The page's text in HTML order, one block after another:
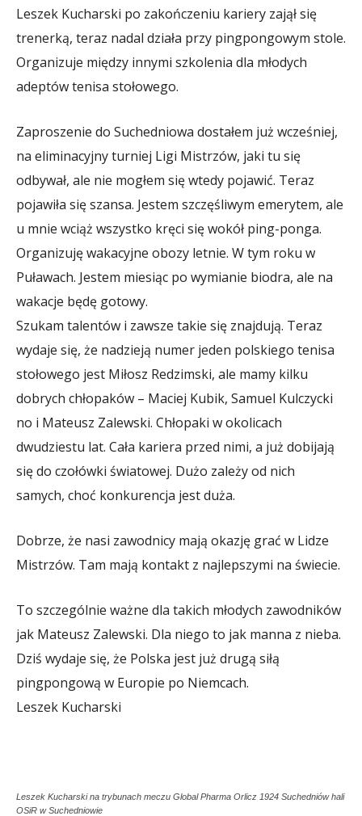
Leszek Kucharski po zakończeniu kariery zajął się
trenerką, teraz nadal działa przy pingpongowym stole.
Organizuje między innymi szkolenia dla młodych
adeptów tenisa stołowego.
Zaproszenie do Suchedniowa dostałem już wcześniej,
na eliminacyjny turniej Ligi Mistrzów, jaki tu się
odbywał, ale nie mogłem się wtedy pojawić. Teraz
pojawiła się szansa. Jestem szczęśliwym emerytem, ale
u mnie wciąż wszystko kręci się wokół ping-ponga.
Organizuję wakacyjne obozy letnie. W tym roku w
Puławach. Jestem miesiąc po wymianie biodra, ale na
wakacje będę gotowy.
Szukam talentów i zawsze takie się znajdują. Teraz
wydaje się, że nadzieją numer jeden polskiego tenisa
stołowego jest Miłosz Redzimski, ale mamy kilku
dobrych chłopaków – Maciej Kubik, Samuel Kulczycki
no i Mateusz Zalewski. Chłopaki w okolicach
dwudziestu lat. Cała kariera przed nimi, a już dobijają
się do czołówki światowej. Dużo zależy od nich
samych, choć konkurencja jest duża.
Dobrze, że nasi zawodnicy mają okazję grać w Lidze
Mistrzów. Tam mają kontakt z najlepszymi na świecie.
To szczególnie ważne dla takich młodych zawodników
jak Mateusz Zalewski. Dla niego to jak manna z nieba.
Dziś wydaje się, że Polska jest już drugą siłą
pingpongową w Europie po Niemcach.
Leszek Kucharski
Leszek Kucharski na trybunach meczu Global Pharma Orlicz 1924 Suchedniów hali
OSiR w Suchedniowie